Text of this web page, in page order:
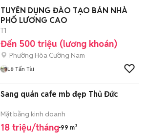
TUYỂN DỤNG ĐÀO TẠO BÁN NHÀ
PHỐ LƯƠNG CAO
T1
Đến 500 triệu (lương khoán)
Phường Hòa Cường Nam
Lê Tấn Tài
Sang quán cafe mb đẹp Thủ Đức
Mặt bằng kinh doanh
18 triệu/tháng 99 m²